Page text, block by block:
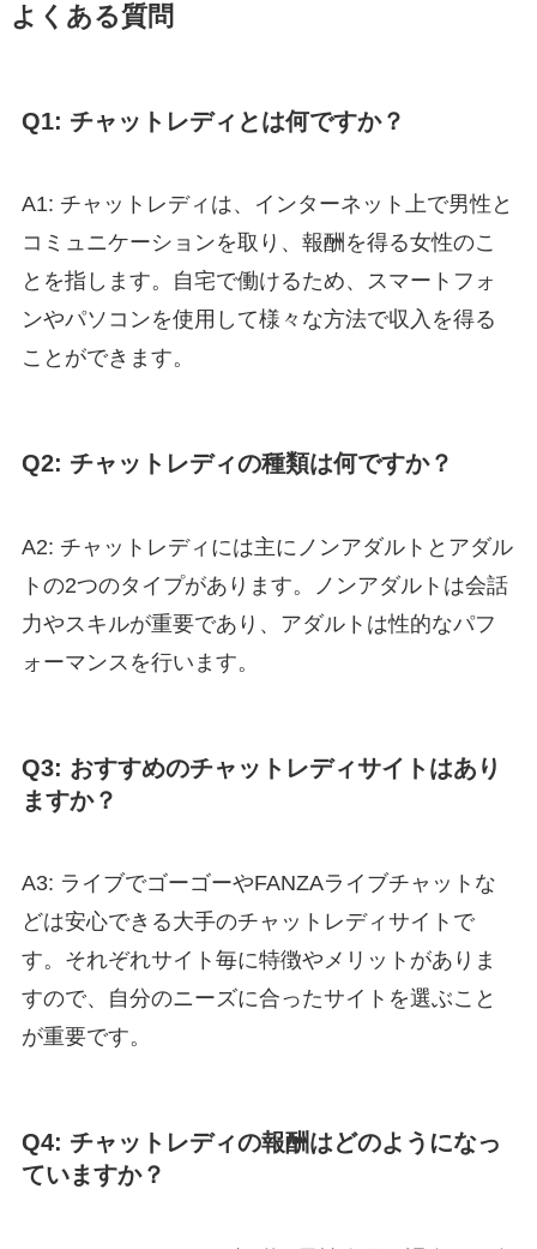
よくある質問
Q1: チャットレディとは何ですか？
A1: チャットレディは、インターネット上で男性と
コミュニケーションを取り、報酬を得る女性のこ
とを指します。自宅で働けるため、スマートフォ
ンやパソコンを使用して様々な方法で収入を得る
ことができます。
Q2: チャットレディの種類は何ですか？
A2: チャットレディには主にノンアダルトとアダル
トの2つのタイプがあります。ノンアダルトは会話
力やスキルが重要であり、アダルトは性的なパフ
ォーマンスを行います。
Q3: おすすめのチャットレディサイトはあり
ますか？
A3: ライブでゴーゴーやFANZAライブチャットな
どは安心できる大手のチャットレディサイトで
す。それぞれサイト毎に特徴やメリットがありま
すので、自分のニーズに合ったサイトを選ぶこと
が重要です。
Q4: チャットレディの報酬はどのようになっ
ていますか？